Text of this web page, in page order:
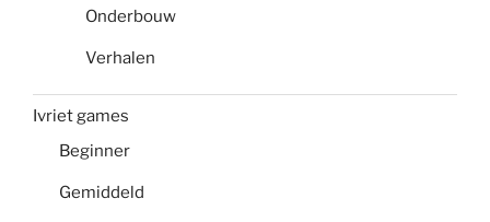
Onderbouw
Verhalen
Ivriet games
Beginner
Gemiddeld